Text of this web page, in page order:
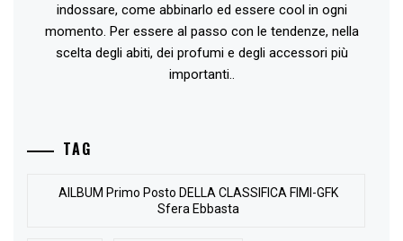
indossare, come abbinarlo ed essere cool in ogni
momento. Per essere al passo con le tendenze, nella
scelta degli abiti, dei profumi e degli accessori più
importanti..
TAG
AlLBUM Primo Posto DELLA CLASSIFICA FIMI-GFK
Sfera Ebbasta